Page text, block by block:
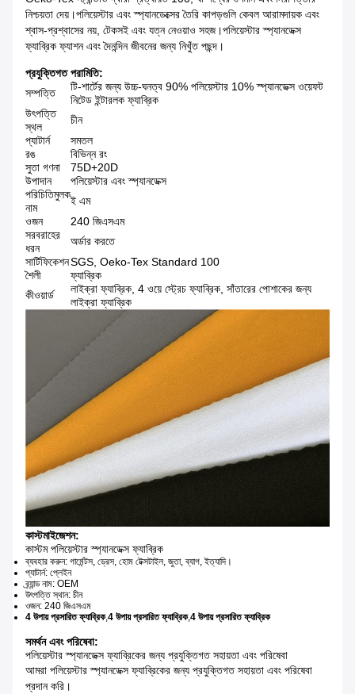
নিশ্চয়তা দেয়।পলিয়েস্টার এবং স্প্যানডেক্সের তৈরি কাপড়গুলি কেবল আরামদায়ক এবং
শ্বাস-প্রশ্বাসের নয়, টেকসই এবং যত্ন নেওয়াও সহজ।পলিয়েস্টার স্প্যানডেক্স
ফ্যাব্রিক ফ্যাশন এবং দৈনন্দিন জীবনের জন্য নিখুঁত পছন্দ।
প্রযুক্তিগত পরামিতি:
সম্পত্তি
টি-শার্টের জন্য উচ্চ-ঘনত্ব 90% পলিয়েস্টার 10% স্প্যানডেক্স ওয়েফট
নিটেড ইন্টারলক ফ্যাব্রিক
উৎপত্তি
স্থল
চীন
প্যাটার্ন
সমতল
রঙ
বিভিন্ন রং
সুতা গণনা
75D+20D
উপাদান
পলিয়েস্টার এবং স্প্যানডেক্স
পরিচিতিমুলক
নাম
ই এম
ওজন
240 জিএসএম
সরবরাহের
ধরন
অর্ডার করতে
সার্টিফিকেশনSGS, Oeko-Tex Standard 100
শৈলী
ফ্যাব্রিক
কীওয়ার্ড
লাইক্রা ফ্যাব্রিক, 4 ওয়ে স্ট্রেচ ফ্যাব্রিক, সাঁতারের পোশাকের জন্য
লাইক্রা ফ্যাব্রিক
কাস্টমাইজেশন:
কাস্টম পলিয়েস্টার স্প্যানডেক্স ফ্যাব্রিক
ব্যবহার করুন: গার্মেন্টস, ড্রেস, হোম টেক্সটাইল, জুতা, ব্যাগ, ইত্যাদি।
প্যাটার্ন: প্লেইন
ব্র্যান্ড নাম: OEM
উৎপত্তি স্থান: চীন
ওজন: 240 জিএসএম
4 উপায় প্রসারিত ফ্যাব্রিক,4 উপায় প্রসারিত ফ্যাব্রিক,4 উপায় প্রসারিত ফ্যাব্রিক
সমর্থন এবং পরিষেবা:
পলিয়েস্টার স্প্যানডেক্স ফ্যাব্রিকের জন্য প্রযুক্তিগত সহায়তা এবং পরিষেবা
আমরা পলিয়েস্টার স্প্যানডেক্স ফ্যাব্রিকের জন্য প্রযুক্তিগত সহায়তা এবং পরিষেবা
প্রদান করি।